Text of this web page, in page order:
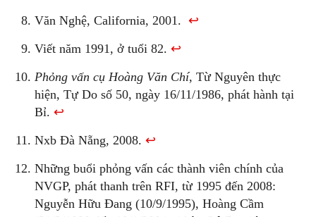
Văn Nghệ, California, 2001.↩
Viết năm 1991, ở tuổi 82.↩
Phỏng vấn cụ Hoàng Văn Chí, Từ Nguyên thực
hiện, Tự Do số 50, ngày 16/11/1986, phát hành tại
Bỉ.↩
Nxb Đà Nẵng, 2008.↩
Những buổi phỏng vấn các thành viên chính của
NVGP, phát thanh trên RFI, từ 1995 đến 2008:
Nguyễn Hữu Đang (10/9/1995), Hoàng Cầm